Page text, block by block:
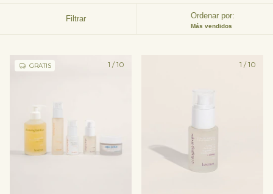
Filtrar Ordenar por:
Más vendidos
1 /10
GRATIS 1 /10